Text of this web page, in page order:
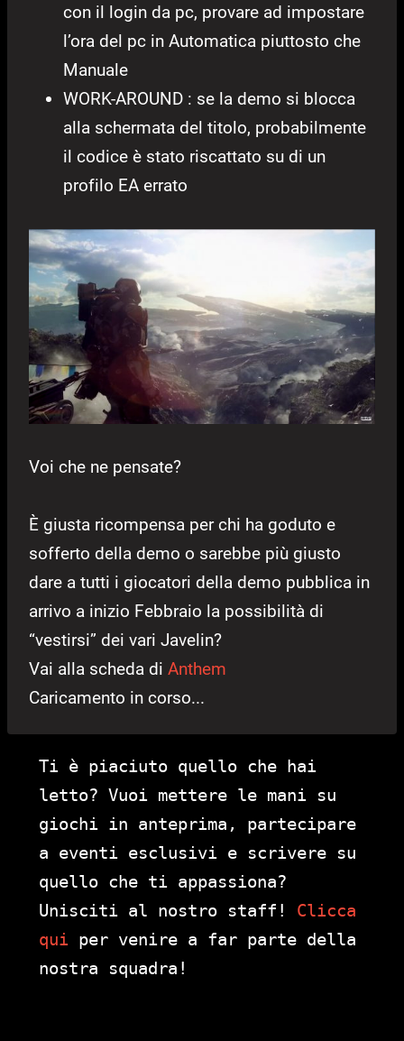
con il login da pc, provare ad impostare
l’ora del pc in Automatica piuttosto che
Manuale
WORK-AROUND : se la demo si blocca
alla schermata del titolo, probabilmente
il codice è stato riscattato su di un
profilo EA errato
Voi che ne pensate?
È giusta ricompensa per chi ha goduto e
sofferto della demo o sarebbe più giusto
dare a tutti i giocatori della demo pubblica in
arrivo a inizio Febbraio la possibilità di
“vestirsi” dei vari Javelin?
Vai alla scheda di Anthem
Caricamento in corso...
Ti è piaciuto quello che hai
letto? Vuoi mettere le mani su
giochi in anteprima, partecipare
a eventi esclusivi e scrivere su
quello che ti appassiona?
Unisciti al nostro staff! Clicca
qui per venire a far parte della
nostra squadra!